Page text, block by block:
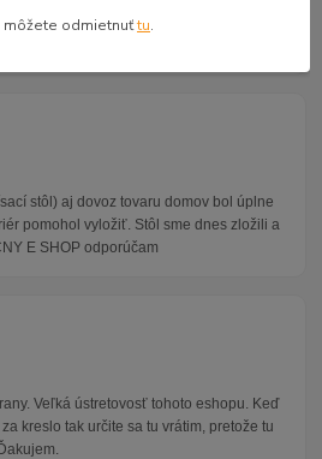
vybavil iné miesto odberu a vodič
stôl) aj dovoz tovaru domov bol úplne
pomohol vyložiť. Stôl sme dnes zložili a
E SHOP odporúčam
Veľká ústretovosť tohoto eshopu. Keď
kreslo tak určite sa tu vrátim, pretože tu
môžete odmietnuťtu.